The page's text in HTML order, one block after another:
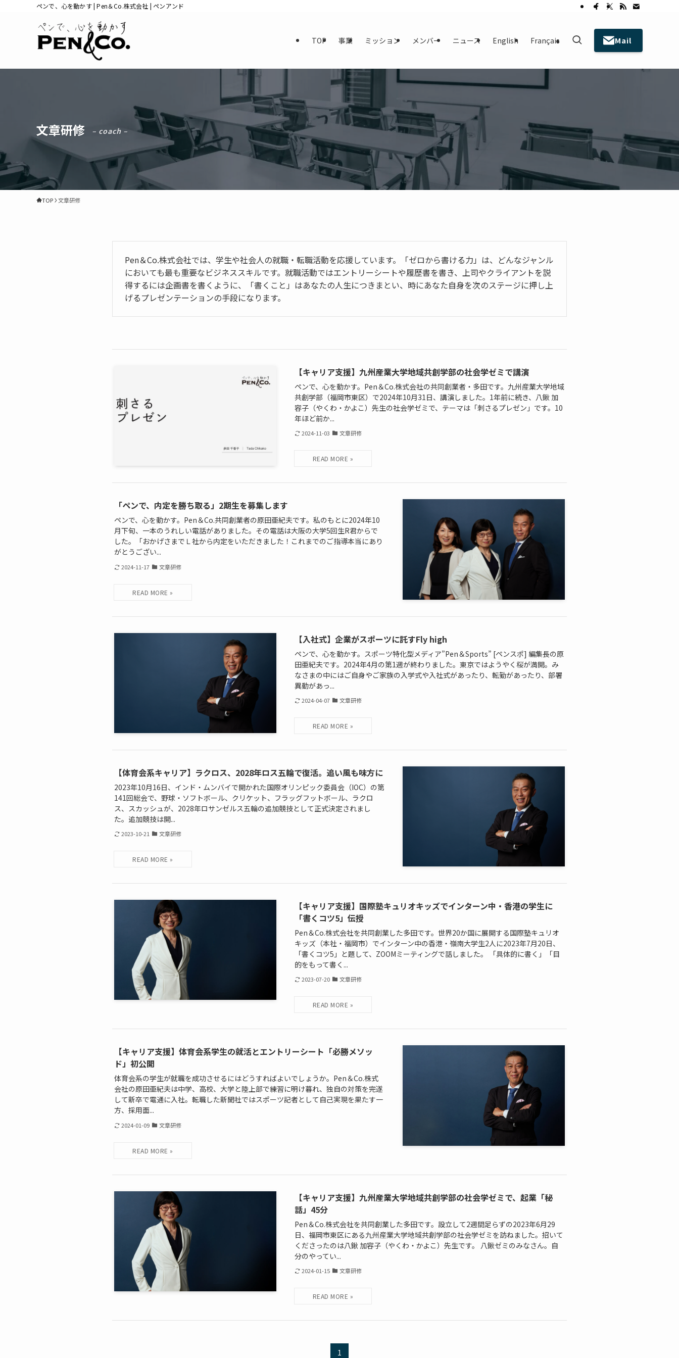
ペンで、心を動かす | Pen＆Co.株式会社 | ペンアンド
TOP 事業 ミッション メンバー ニュース English Français Mail
文章研修 – coach –
TOP 文章研修
Pen＆Co.株式会社では、学生や社会人の就職・転職活動を応援しています。「ゼロから書ける力」は、どんなジャンル
においても最も重要なビジネススキルです。就職活動ではエントリーシートや履歴書を書き、上司やクライアントを説
得するには企画書を書くように、「書くこと」はあなたの人生につきまとい、時にあなた自身を次のステージに押し上
げるプレゼンテーションの手段になります。
【キャリア支援】九州産業大学地域共創学部の社会学ゼミで講演
ペンで、心を動かす。Pen＆Co.株式会社の共同創業者・多田です。九州産業大学地域
共創学部（福岡市東区）で2024年10月31日、講演しました。1年前に続き、八鍬 加
容子（やくわ・かよこ）先生の社会学ゼミで、テーマは「刺さるプレゼン」です。10
年ほど前か...
2024-11-03 文章研修
「ペンで、内定を勝ち取る」2期生を募集します
ペンで、心を動かす。Pen＆Co.共同創業者の原田亜紀夫です。私のもとに2024年10
月下旬、一本のうれしい電話がありました。その電話は大阪の大学5回生R君からで
した。「おかげさまでＬ社から内定をいただきました！これまでのご指導本当にあり
がとうござい...
2024-11-17 文章研修
【入社式】企業がスポーツに託すFly high
ペンで、心を動かす。スポーツ特化型メディア”Pen＆Sports” [ペンスポ] 編集長の原
田亜紀夫です。2024年4月の第1週が終わりました。東京ではようやく桜が満開。み
なさまの中にはご自身やご家族の入学式や入社式があったり、転勤があったり、部署
異動があっ...
2024-04-07 文章研修
【体育会系キャリア】ラクロス、2028年ロス五輪で復活。追い風も味方に
2023年10月16日、インド・ムンバイで開かれた国際オリンピック委員会（IOC）の第
141回総会で、野球・ソフトボール、クリケット、フラッグフットボール、ラクロ
ス、スカッシュが、2028年ロサンゼルス五輪の追加競技として正式決定されまし
た。追加競技は開...
2023-10-21 文章研修
【キャリア支援】国際塾キュリオキッズでインターン中・香港の学生に
「書くコツ5」伝授
Pen＆Co.株式会社を共同創業した多田です。世界20か国に展開する国際塾キュリオ
キッズ（本社・福岡市）でインターン中の香港・嶺南大学生2人に2023年7月20日、
「書くコツ5」と題して、ZOOMミーティングで話しました。 「具体的に書く」「目
的をもって書く...
2023-07-20 文章研修
【キャリア支援】体育会系学生の就活とエントリーシート「必勝メソッ
ド」初公開
体育会系の学生が就職を成功させるにはどうすればよいでしょうか。Pen＆Co.株式
会社の原田亜紀夫は中学、高校、大学と陸上部で練習に明け暮れ、独自の対策を完遂
して新卒で電通に入社。転職した新聞社ではスポーツ記者として自己実現を果たす一
方、採用面...
2024-01-09 文章研修
【キャリア支援】九州産業大学地域共創学部の社会学ゼミで、起業「秘
話」45分
Pen＆Co.株式会社を共同創業した多田です。設立して2週間足らずの2023年6月29
日、福岡市東区にある九州産業大学地域共創学部の社会学ゼミを訪ねました。招いて
くださったのは八鍬 加容子（やくわ・かよこ）先生です。 八鍬ゼミのみなさん。自
分のやってい...
2024-01-15 文章研修
1